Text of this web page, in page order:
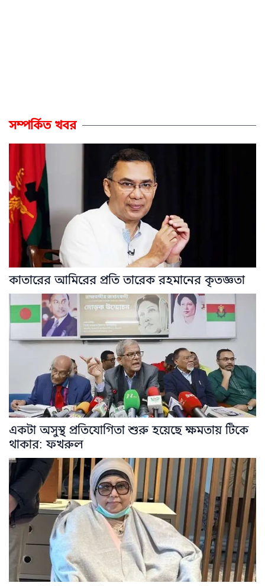
সম্পর্কিত খবর
কাতারের আমিরের প্রতি তারেক রহমানের কৃতজ্ঞতা
একটা অসুস্থ প্রতিযোগিতা শুরু হয়েছে ক্ষমতায় টিকে
থাকার: ফখরুল